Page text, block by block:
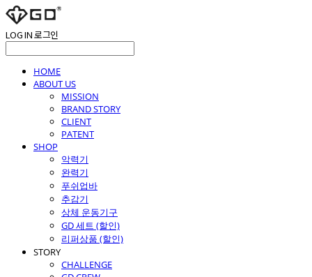
LOG IN로그인
HOME
ABOUT US
MISSION
BRAND STORY
CLIENT
PATENT
SHOP
악력기
완력기
푸쉬업바
추감기
상체 운동기구
GD 세트 (할인)
리퍼상품 (할인)
STORY
CHALLENGE